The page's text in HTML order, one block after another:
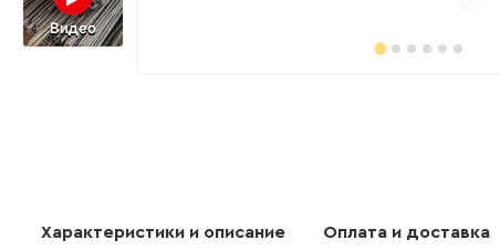
Видео
Характеристики и описание Оплата и доставка